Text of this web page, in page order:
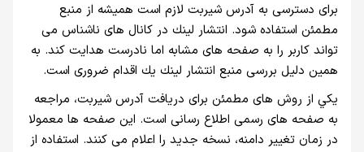
برای دسترسی به آدرس شيربت لازم است هميشه از منبع
مطمئن استفاده شود. انتشار لينك در كانال های ناشناس می
تواند كاربر را به صفحه های مشابه اما نادرست هدايت كند. به
همين دليل بررسی منبع انتشار لينك يك اقدام ضروری است.
يكي از روش های مطمئن برای دريافت آدرس شيربت، مراجعه
به صفحه های رسمی اطلاع رسانی است. اين صفحه ها معمولا
در زمان تغيير دامنه، نسخه جديد را اعلام می كنند. استفاده از